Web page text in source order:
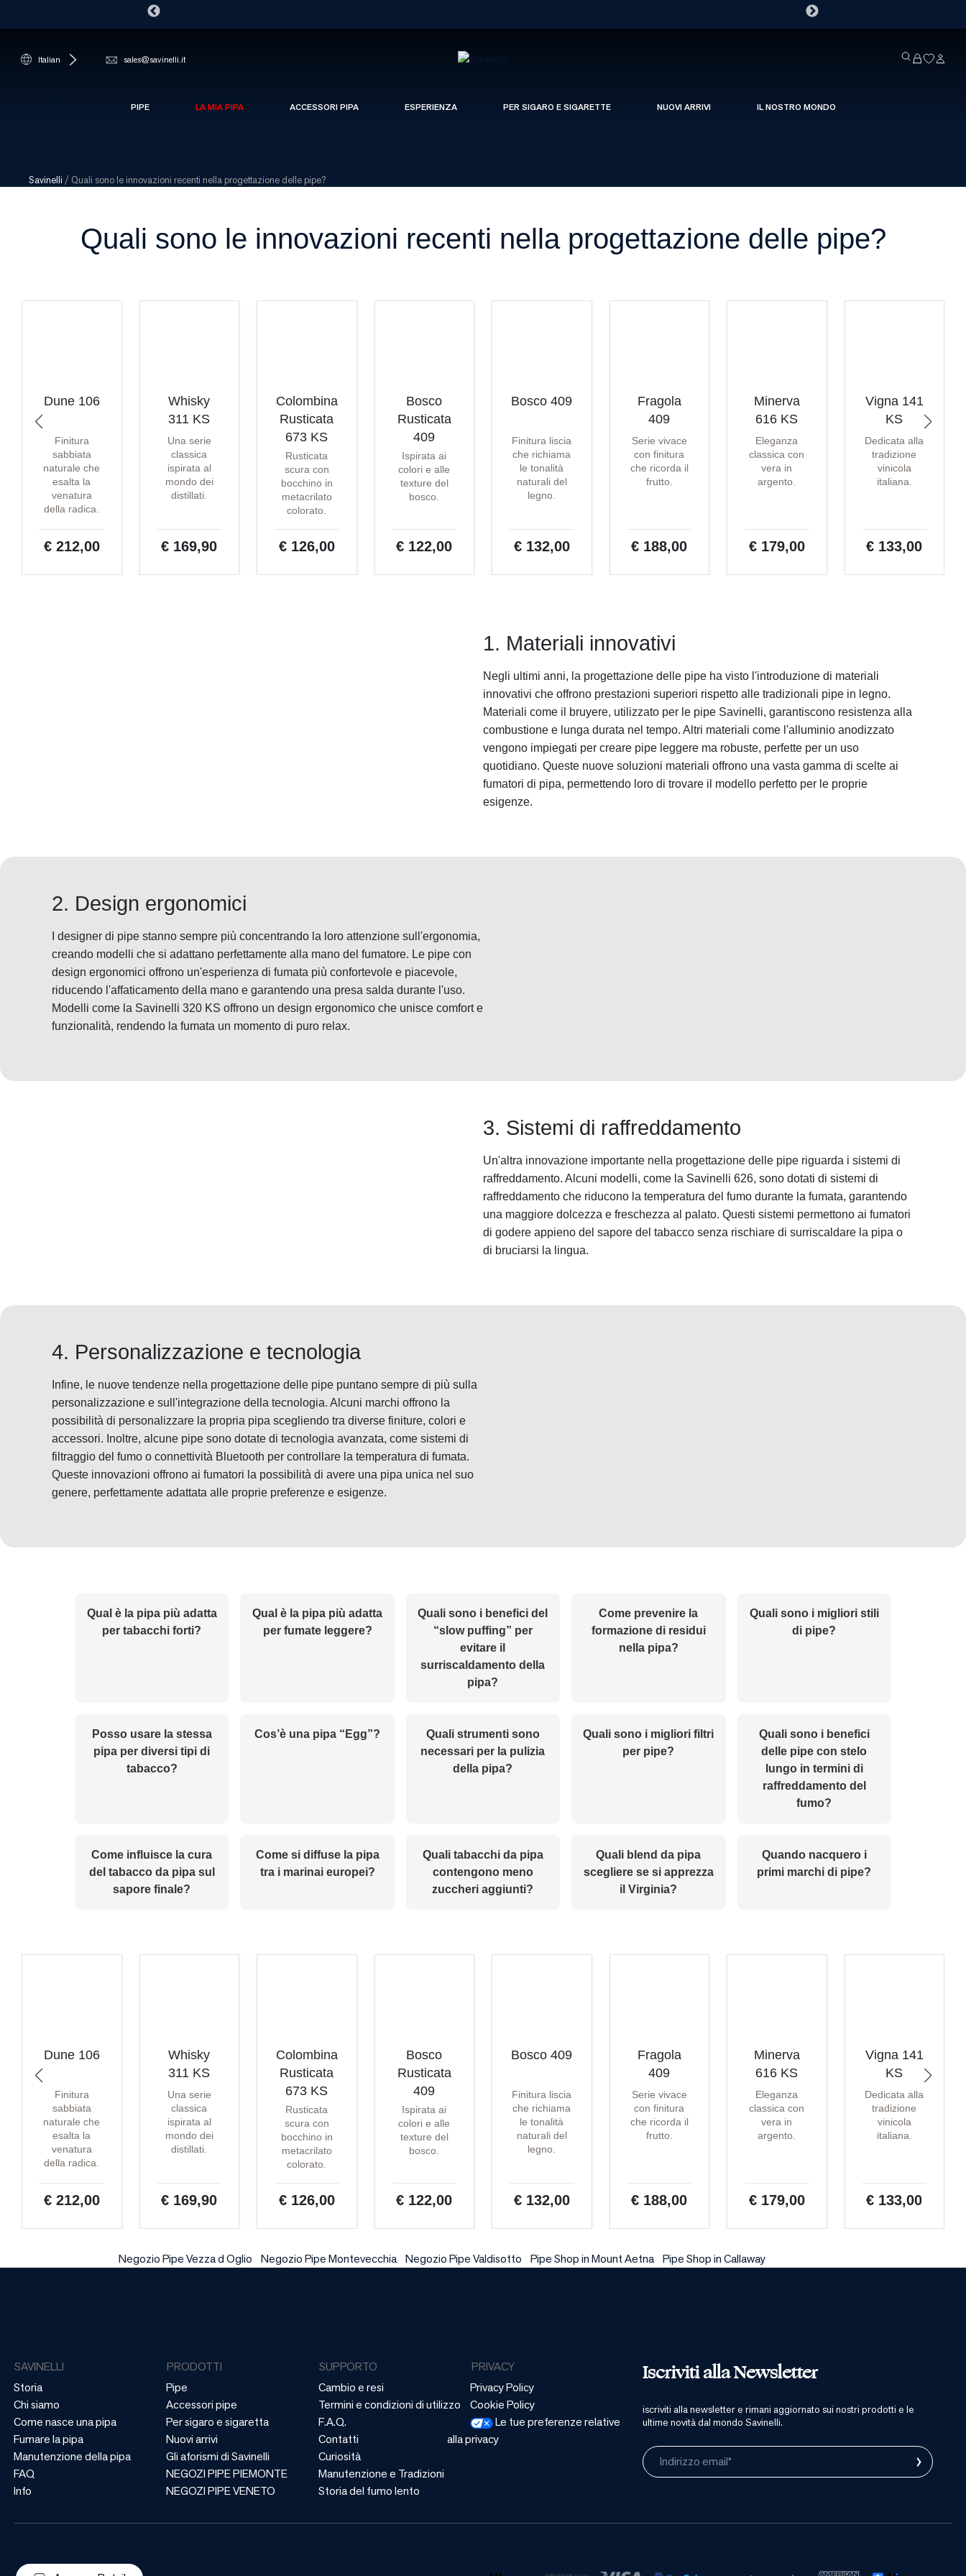
Italian sales@savinelli.it
PIPE LA MIA PIPA ACCESSORI PIPA ESPERIENZA PER SIGARO E SIGARETTE NUOVI ARRIVI IL NOSTRO MONDO
Savinelli / Quali sono le innovazioni recenti nella progettazione delle pipe?
Quali sono le innovazioni recenti nella progettazione delle pipe?
Dune 106
Finitura
sabbiata
naturale che
esalta la
venatura
della radica.
€ 212,00
Whisky
311 KS
Una serie
classica
ispirata al
mondo dei
distillati.
€ 169,90
Colombina
Rusticata
673 KS
Rusticata
scura con
bocchino in
metacrilato
colorato.
€ 126,00
Bosco
Rusticata
409
Ispirata ai
colori e alle
texture del
bosco.
€ 122,00
Bosco 409
Finitura liscia
che richiama
le tonalità
naturali del
legno.
€ 132,00
Fragola
409
Serie vivace
con finitura
che ricorda il
frutto.
€ 188,00
Minerva
616 KS
Eleganza
classica con
vera in
argento.
€ 179,00
Vigna 141
KS
Dedicata alla
tradizione
vinicola
italiana.
€ 133,00
1. Materiali innovativi
Negli ultimi anni, la progettazione delle pipe ha visto l'introduzione di materiali
innovativi che offrono prestazioni superiori rispetto alle tradizionali pipe in legno.
Materiali come il bruyere, utilizzato per le pipe Savinelli, garantiscono resistenza alla
combustione e lunga durata nel tempo. Altri materiali come l'alluminio anodizzato
vengono impiegati per creare pipe leggere ma robuste, perfette per un uso
quotidiano. Queste nuove soluzioni materiali offrono una vasta gamma di scelte ai
fumatori di pipa, permettendo loro di trovare il modello perfetto per le proprie
esigenze.
2. Design ergonomici
I designer di pipe stanno sempre più concentrando la loro attenzione sull'ergonomia,
creando modelli che si adattano perfettamente alla mano del fumatore. Le pipe con
design ergonomici offrono un'esperienza di fumata più confortevole e piacevole,
riducendo l'affaticamento della mano e garantendo una presa salda durante l'uso.
Modelli come la Savinelli 320 KS offrono un design ergonomico che unisce comfort e
funzionalità, rendendo la fumata un momento di puro relax.
3. Sistemi di raffreddamento
Un'altra innovazione importante nella progettazione delle pipe riguarda i sistemi di
raffreddamento. Alcuni modelli, come la Savinelli 626, sono dotati di sistemi di
raffreddamento che riducono la temperatura del fumo durante la fumata, garantendo
una maggiore dolcezza e freschezza al palato. Questi sistemi permettono ai fumatori
di godere appieno del sapore del tabacco senza rischiare di surriscaldare la pipa o
di bruciarsi la lingua.
4. Personalizzazione e tecnologia
Infine, le nuove tendenze nella progettazione delle pipe puntano sempre di più sulla
personalizzazione e sull'integrazione della tecnologia. Alcuni marchi offrono la
possibilità di personalizzare la propria pipa scegliendo tra diverse finiture, colori e
accessori. Inoltre, alcune pipe sono dotate di tecnologia avanzata, come sistemi di
filtraggio del fumo o connettività Bluetooth per controllare la temperatura di fumata.
Queste innovazioni offrono ai fumatori la possibilità di avere una pipa unica nel suo
genere, perfettamente adattata alle proprie preferenze e esigenze.
Qual è la pipa più adatta
per tabacchi forti?
Qual è la pipa più adatta
per fumate leggere?
Quali sono i benefici del
“slow puffing” per
evitare il
surriscaldamento della
pipa?
Come prevenire la
formazione di residui
nella pipa?
Quali sono i migliori stili
di pipe?
Posso usare la stessa
pipa per diversi tipi di
tabacco?
Cos’è una pipa “Egg”?
Quali strumenti sono
necessari per la pulizia
della pipa?
Quali sono i migliori filtri
per pipe?
Quali sono i benefici
delle pipe con stelo
lungo in termini di
raffreddamento del
fumo?
Come influisce la cura
del tabacco da pipa sul
sapore finale?
Come si diffuse la pipa
tra i marinai europei?
Quali tabacchi da pipa
contengono meno
zuccheri aggiunti?
Quali blend da pipa
scegliere se si apprezza
il Virginia?
Quando nacquero i
primi marchi di pipe?
Dune 106
Finitura
sabbiata
naturale che
esalta la
venatura
della radica.
€ 212,00
Whisky
311 KS
Una serie
classica
ispirata al
mondo dei
distillati.
€ 169,90
Colombina
Rusticata
673 KS
Rusticata
scura con
bocchino in
metacrilato
colorato.
€ 126,00
Bosco
Rusticata
409
Ispirata ai
colori e alle
texture del
bosco.
€ 122,00
Bosco 409
Finitura liscia
che richiama
le tonalità
naturali del
legno.
€ 132,00
Fragola
409
Serie vivace
con finitura
che ricorda il
frutto.
€ 188,00
Minerva
616 KS
Eleganza
classica con
vera in
argento.
€ 179,00
Vigna 141
KS
Dedicata alla
tradizione
vinicola
italiana.
€ 133,00
Negozio Pipe Vezza d Oglio Negozio Pipe Montevecchia Negozio Pipe Valdisotto Pipe Shop in Mount Aetna Pipe Shop in Callaway
Iscriviti alla Newsletter
iscriviti alla newsletter e rimani aggiornato sui nostri prodotti e le
ultime novità dal mondo Savinelli.
Indirizzo email* ›
SAVINELLI
Storia
Chi siamo
Come nasce una pipa
Fumare la pipa
Manutenzione della pipa
FAQ
Info
PRODOTTI
Pipe
Accessori pipe
Per sigaro e sigaretta
Nuovi arrivi
Gli aforismi di Savinelli
NEGOZI PIPE PIEMONTE
NEGOZI PIPE VENETO
SUPPORTO
Cambio e resi
Termini e condizioni di utilizzo
F.A.Q.
Contatti
Curiosità
Manutenzione e Tradizioni
Storia del fumo lento
PRIVACY
Privacy Policy
Cookie Policy
Le tue preferenze relative
alla privacy